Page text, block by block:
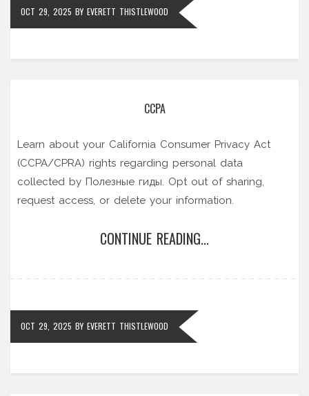
OCT 29, 2025 BY EVERETT THISTLEWOOD
CCPA
Learn about your California Consumer Privacy Act
(CCPA/CPRA) rights regarding personal data
collected by Полезные гиды. Opt out of sharing,
request access, or delete your information.
CONTINUE READING...
OCT 29, 2025 BY EVERETT THISTLEWOOD